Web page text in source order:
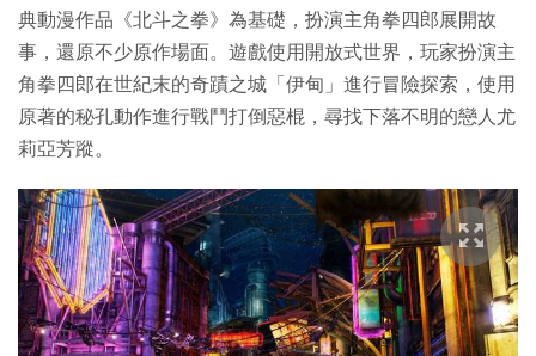
典動漫作品《北斗之拳》為基礎，扮演主角拳四郎展開故
事，還原不少原作場面。遊戲使用開放式世界，玩家扮演主
角拳四郎在世紀末的奇蹟之城「伊甸」進行冒險探索，使用
原著的秘孔動作進行戰鬥打倒惡棍，尋找下落不明的戀人尤
莉亞芳蹤。